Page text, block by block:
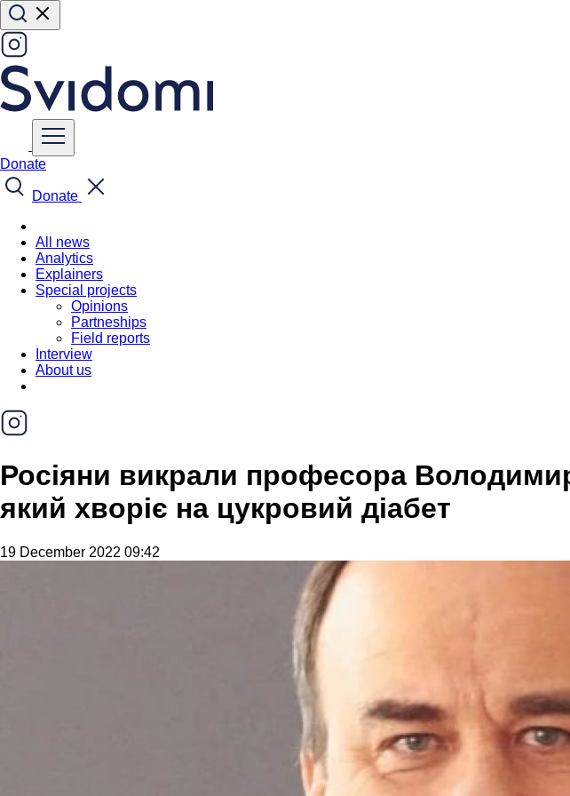
Donate
Donate
All news
Analytics
Explainers
Special projects
Opinions
Partneships
Field reports
Interview
About us
Росіяни викрали професора
який хворіє на цукровий діабет
19 December 2022 09:42